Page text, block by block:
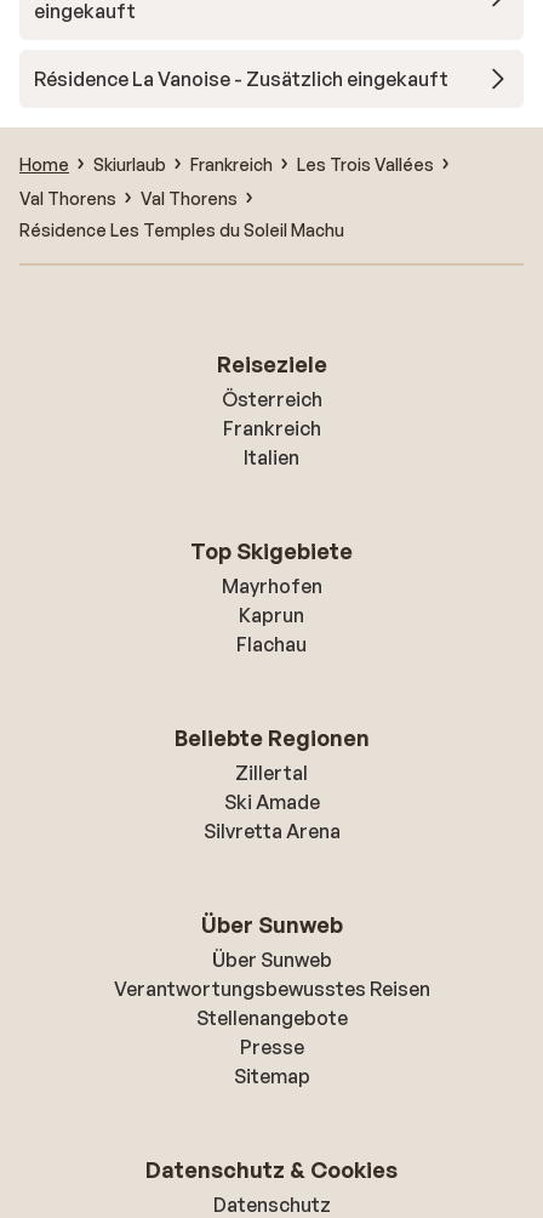
eingekauft
Résidence La Vanoise - Zusätzlich eingekauft
Home Skiurlaub Frankreich
Les Trois Vallées
Val Thorens
Val Thorens
Résidence Les Temples du Soleil Machu
Reiseziele
Österreich
Frankreich
Italien
Top Skigebiete
Mayrhofen
Kaprun
Flachau
Beliebte Regionen
Zillertal
Ski Amade
Silvretta Arena
Über Sunweb
Über Sunweb
Verantwortungsbewusstes Reisen
Stellenangebote
Presse
Sitemap
Datenschutz & Cookies
Datenschutz